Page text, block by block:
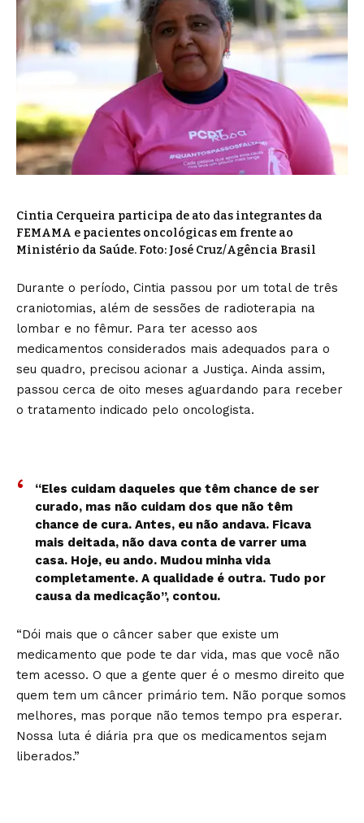
Cintia Cerqueira participa de ato das integrantes da
FEMAMA e pacientes oncológicas em frente ao
Ministério da Saúde. Foto: José Cruz/Agência Brasil
Durante o período, Cintia passou por um total de três
craniotomias, além de sessões de radioterapia na
lombar e no fêmur. Para ter acesso aos
medicamentos considerados mais adequados para o
seu quadro, precisou acionar a Justiça. Ainda assim,
passou cerca de oito meses aguardando para receber
o tratamento indicado pelo oncologista.
“Eles cuidam daqueles que têm chance de ser
curado, mas não cuidam dos que não têm
chance de cura. Antes, eu não andava. Ficava
mais deitada, não dava conta de varrer uma
casa. Hoje, eu ando. Mudou minha vida
completamente. A qualidade é outra. Tudo por
causa da medicação”, contou.
“Dói mais que o câncer saber que existe um
medicamento que pode te dar vida, mas que você não
tem acesso. O que a gente quer é o mesmo direito que
quem tem um câncer primário tem. Não porque somos
melhores, mas porque não temos tempo pra esperar.
Nossa luta é diária pra que os medicamentos sejam
liberados.”